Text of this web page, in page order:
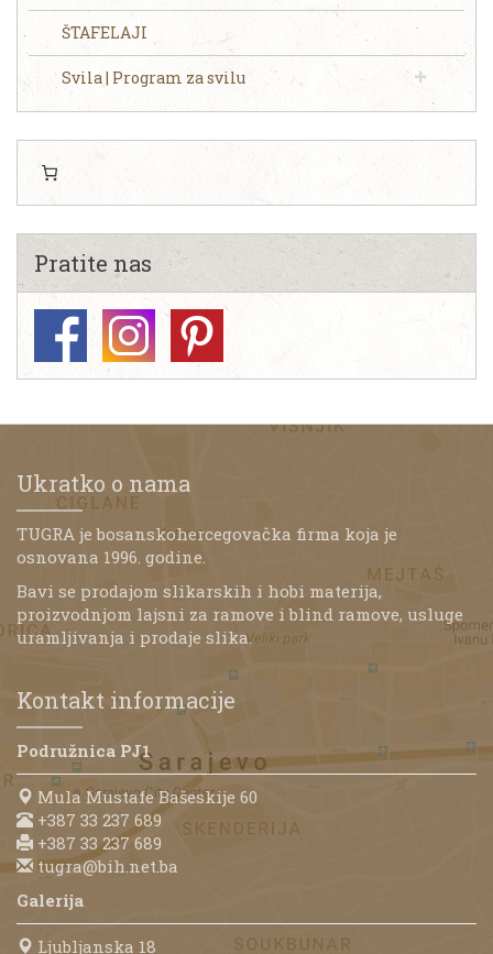
ŠTAFELAJI
Svila | Program za svilu
Pratite nas
Ukratko o nama
TUGRA je bosanskohercegovačka firma koja je
osnovana 1996. godine.
Bavi se prodajom slikarskih i hobi materija,
proizvodnjom lajsni za ramove i blind ramove, usluge
uramljivanja i prodaje slika.
Kontakt informacije
Podružnica PJ1
Mula Mustafe Bašeskije 60
+387 33 237 689
+387 33 237 689
tugra@bih.net.ba
Galerija
Ljubljanska 18